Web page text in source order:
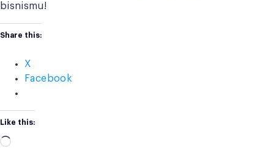
bisnismu!
Share this:
X
Facebook
Like this:
Loading…